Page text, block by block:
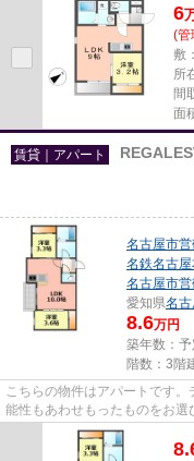
6
(管
敷
所
間
面
賃貸｜アパート
名古屋市
名鉄名古屋
名古屋市
愛知県名
8.6万円
築年数：予
階数：3階
こちらの物件はアパートです
能性もあわせもったものをお
り徒歩10分に立地しています...